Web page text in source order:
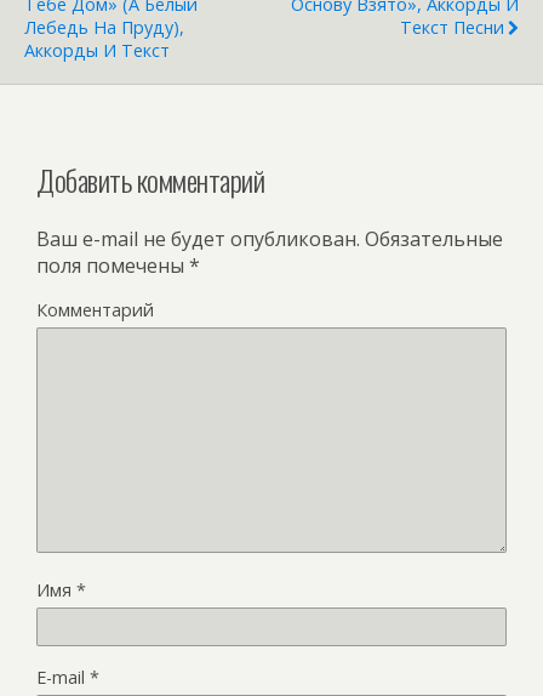
Лебедь На Пруду),
Аккорды И Текст
Текст Песни
Добавить комментарий
Ваш e-mail не будет опубликован. Обязательные
поля помечены *
Комментарий
Имя *
E-mail *